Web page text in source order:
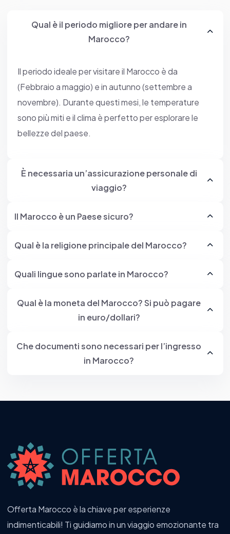
Qual è il periodo migliore per andare in
Marocco?
Il periodo ideale per visitare il Marocco è da
(Febbraio a maggio) e in autunno (settembre a
novembre). Durante questi mesi, le temperature
sono più miti e il clima è perfetto per esplorare le
bellezze del paese.
È necessaria un’assicurazione personale di
viaggio?
Il Marocco è un Paese sicuro?
Qual è la religione principale del Marocco?
Quali lingue sono parlate in Marocco?
Qual è la moneta del Marocco? Si può pagare
in euro/dollari?
Che documenti sono necessari per l’ingresso
in Marocco?
Offerta Marocco è la chiave per esperienze
indimenticabili! Ti guidiamo in un viaggio emozionante tra